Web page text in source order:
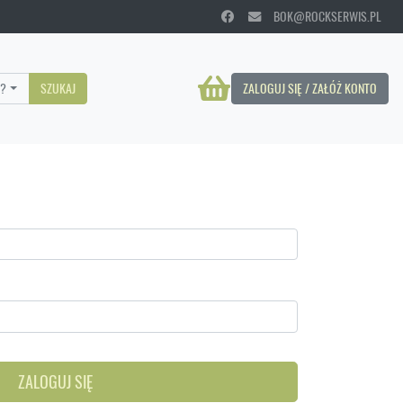
BOK@ROCKSERWIS.PL
ZALOGUJ SIĘ / ZAŁÓŻ KONTO
SZUKAJ
ZALOGUJ SIĘ